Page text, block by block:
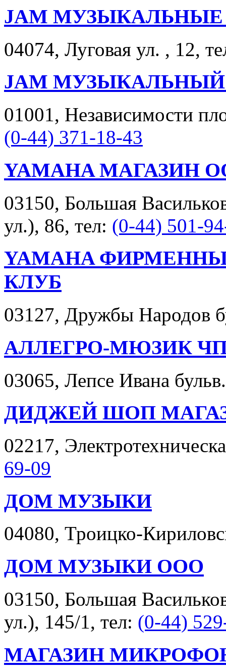
JAM
04074, Луговая ул. , 12,
JAM
01001, Независимости
(0-44) 371-18-43
YAMAHA МАГАЗИН
03150, Большая
ул.), 86, тел: (0-44) 501-
YAMAHA
КЛУБ
03127, Дружбы Народов
АЛЛЕГРО-МЮЗИК
03065, Лепсе Ивана
ДИДЖЕЙ ШОП
02217,
69-09
ДОМ МУЗЫКИ
04080, Троицко-
ДОМ МУЗЫКИ ООО
03150, Большая
ул.), 145/1, тел: (0-44)
МАГАЗИН